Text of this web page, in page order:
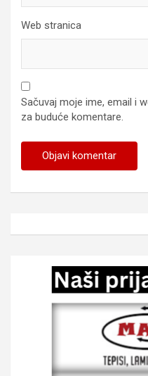
Web stranica
Sačuvaj moje ime, email i
za buduće komentare.